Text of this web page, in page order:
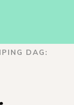
DAG: